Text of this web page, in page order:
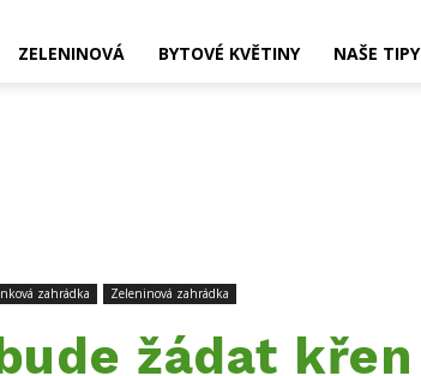
ZELENINOVÁ BYTOVÉ KVĚTINY NAŠE TIPY
zahrádka Zeleninová zahrádka
žádat křen